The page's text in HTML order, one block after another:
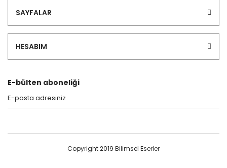
SAYFALAR
HESABIM
E-bülten aboneliği
Copyright 2019 Bilimsel Eserler